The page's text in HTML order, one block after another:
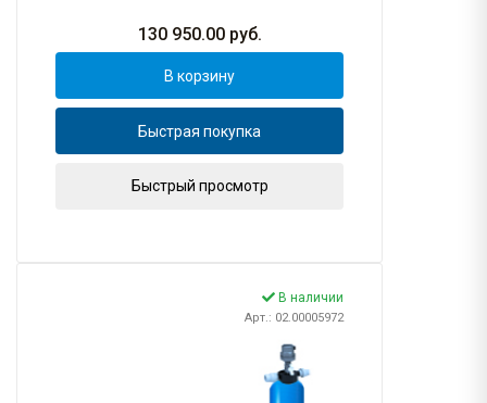
130 950.00руб.
В корзину
Быстрая покупка
Быстрый просмотр
В наличии
Арт.: 02.00005972